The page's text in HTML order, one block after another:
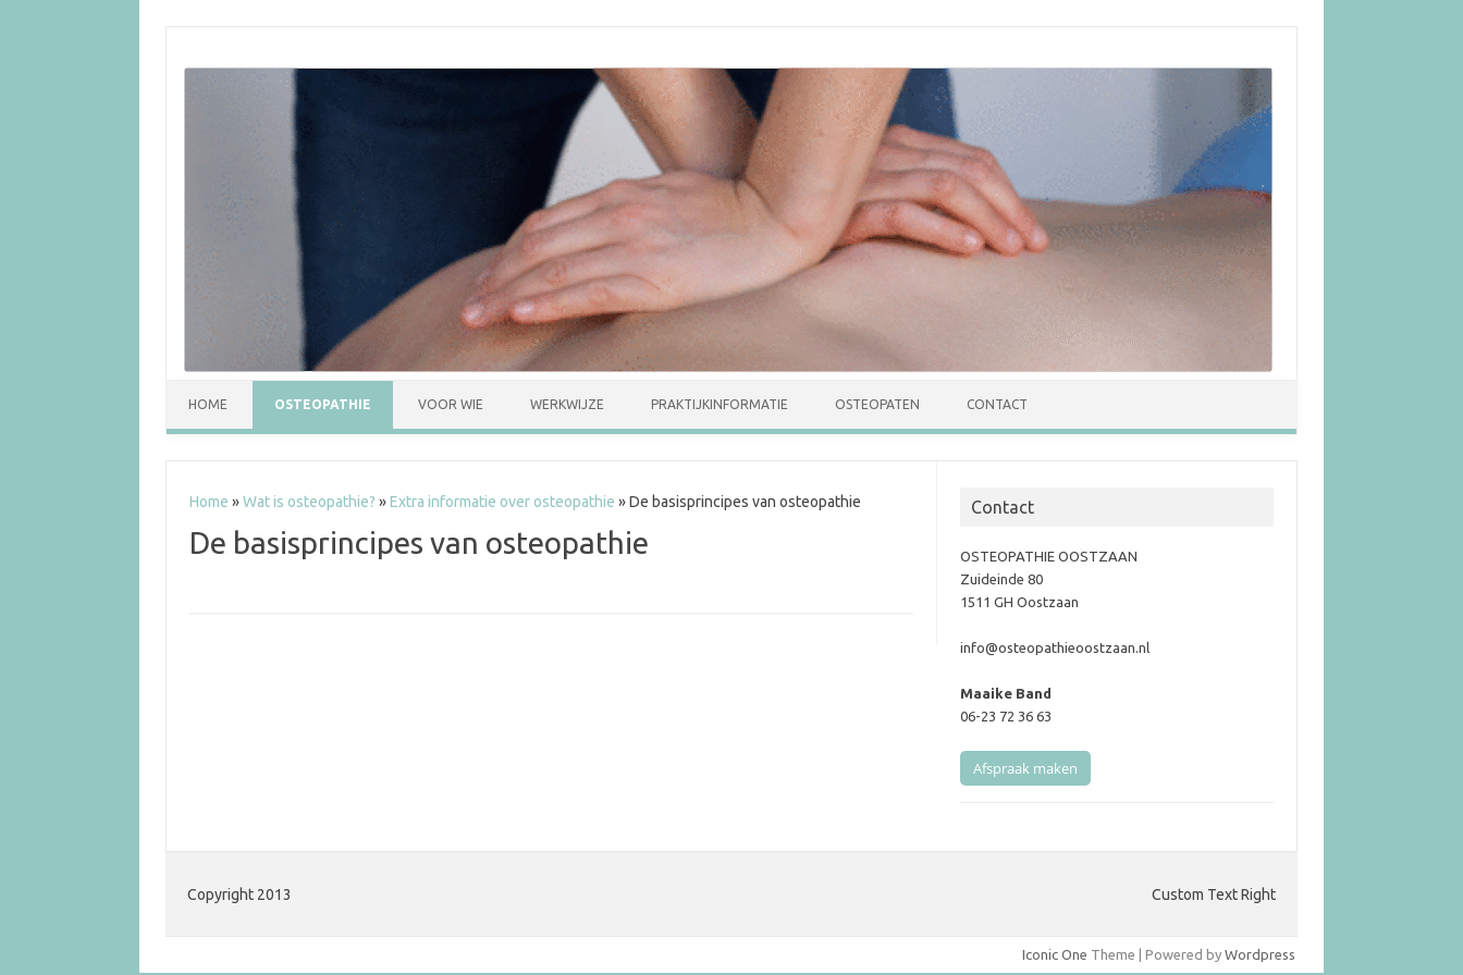
HOME OSTEOPATHIE VOOR WIE WERKWIJZE PRAKTIJKINFORMATIE OSTEOPATEN CONTACT
Home »Wat is osteopathie? »Extra informatie over osteopathie »De basisprincipes van osteopathie
De basisprincipes van osteopathie
Contact
OSTEOPATHIE OOSTZAAN
Zuideinde 80
1511 GH Oostzaan
info@osteopathieoostzaan.nl
Maaike Band
06-23 72 36 63
Afspraak maken
Copyright 2013 Custom Text Right
Iconic One Theme | Powered by Wordpress